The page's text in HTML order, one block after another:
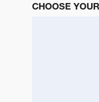
CHOOSE